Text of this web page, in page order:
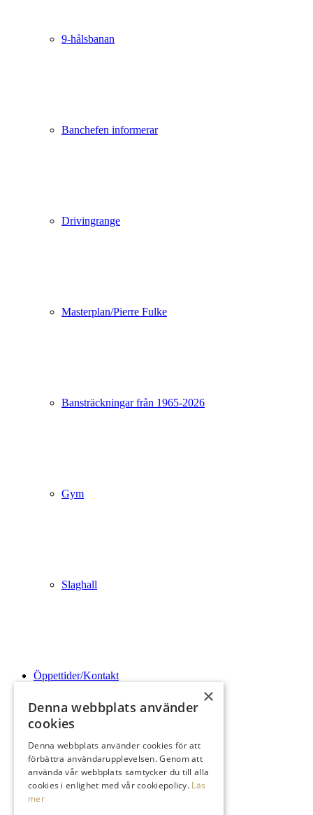
9-hålsbanan
Banchefen informerar
Drivingrange
Masterplan/Pierre Fulke
Bansträckningar från 1965-2026
Gym
Slaghall
Öppettider/Kontakt
Logga In
×
Denna webbplats använder
cookies
Denna webbplats använder cookies för att
förbättra användarupplevelsen. Genom att
använda vår webbplats samtycker du till alla
cookies i enlighet med vår cookiepolicy. Läs
mer